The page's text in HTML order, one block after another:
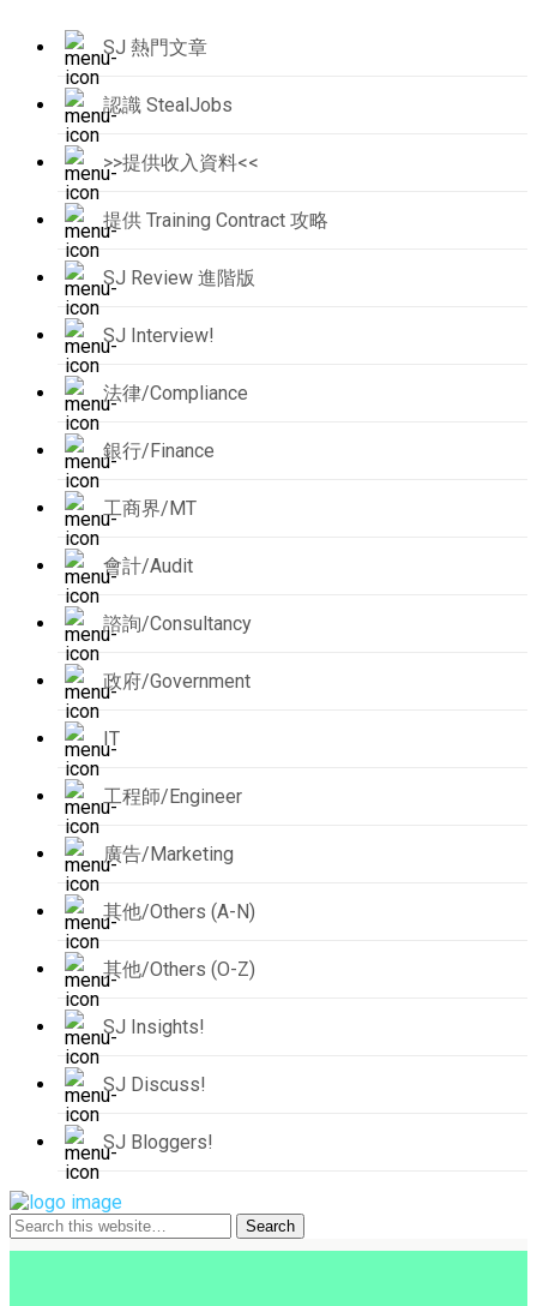
SJ 熱門文章
認識 StealJobs
>>提供收入資料<<
提供 Training Contract 攻略
SJ Review 進階版
SJ Interview!
法律/Compliance
銀行/Finance
工商界/MT
會計/Audit
諮詢/Consultancy
政府/Government
IT
工程師/Engineer
廣告/Marketing
其他/Others (A-N)
其他/Others (O-Z)
SJ Insights!
SJ Discuss!
SJ Bloggers!